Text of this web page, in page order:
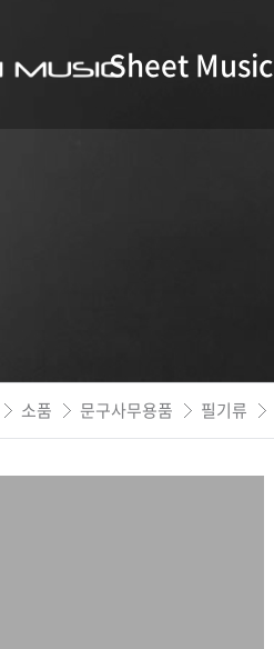
Sheet Music
소품 문구사무용품 필기류